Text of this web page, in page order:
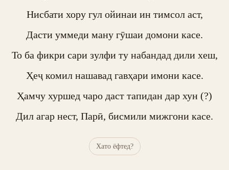
Нисбати хору гул ойинаи ин тимсол аст,
Дасти уммеди ману гӯшаи домони касе.
То ба фикри сари зулфи ту набандад дили хеш,
Ҳеҷ комил нашавад гавҳари имони касе.
Ҳамчу хуршед чаро даст тапидан дар хун (?)
Дил агар нест, Парӣ, бисмили мижгони касе.
Хато ёфтед?